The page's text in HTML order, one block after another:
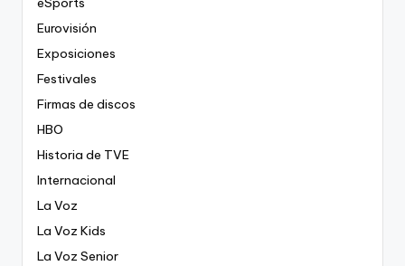
Eurovisión
Exposiciones
Festivales
Firmas de discos
HBO
Historia de TVE
Internacional
La Voz
La Voz Kids
La Voz Senior